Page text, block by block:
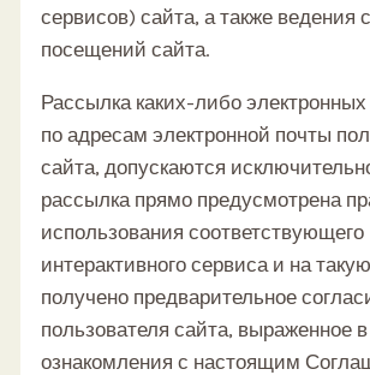
сервисов) сайта, а также ведения
посещений сайта.
Рассылка каких-либо
по адресам электронной почты
сайта, допускаются
рассылка прямо предусмотрена
использования соответствующего
интерактивного сервиса и на
получено предварительное
пользователя сайта, выраженное
ознакомления с настоящим